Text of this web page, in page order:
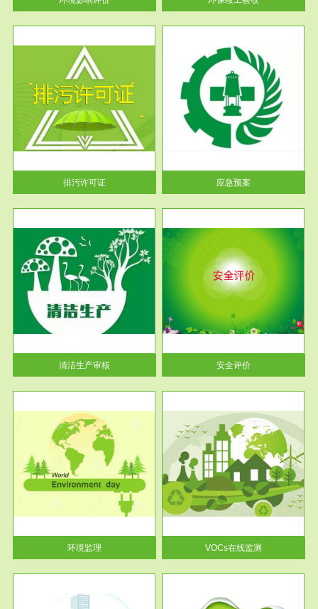
排污许可证
服务范围
应急预案
根据《中华人民共和国环境保护
法》第十九条 企业事业单位应
当按照...
应急预案
清洁生产审核
服务范围
安全评价
安全评价安全评价目的是查找、
分析和预测工程、系统、生产经
营活...
安全评价
环境监理
服务范围
VOCs在线监测
根据《重点区域大气污染防
治“十二五”规划》有机废气净化
率达...
VOCs在线监测